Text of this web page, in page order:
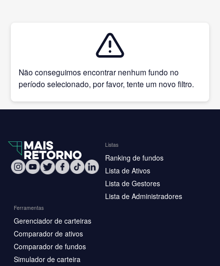
Não conseguimos encontrar nenhum fundo no
período selecionado, por favor, tente um novo filtro.
Listas
Ranking de fundos
Lista de Ativos
Lista de Gestores
Lista de Administradores
Ferramentas
Gerenciador de carteiras
Comparador de ativos
Comparador de fundos
Simulador de carteira